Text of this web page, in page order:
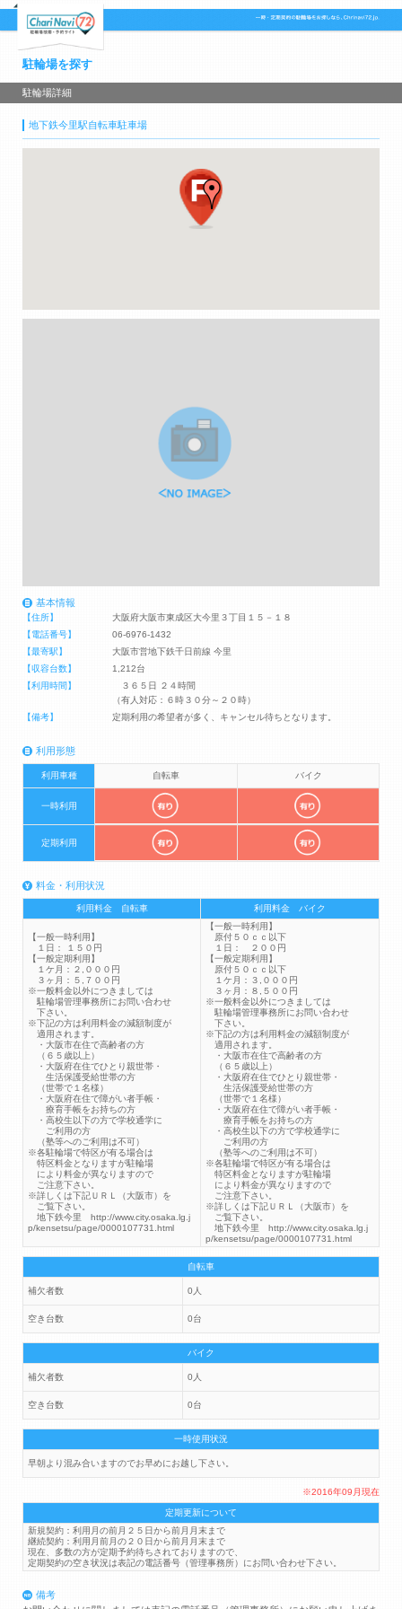
駐輪場を探す
駐輪場詳細
地下鉄今里駅自転車駐車場
基本情報
【住所】
大阪府大阪市東成区大今里３丁目１５－１８
【電話番号】
06-6976-1432
【最寄駅】
大阪市営地下鉄千日前線 今里
【収容台数】
1,212台
【利用時間】
３６５日 ２４時間
（有人対応：６時３０分～２０時）
【備考】
定期利用の希望者が多く、キャンセル待ちとなります。
利用形態
利用車種 自転車 バイク
一時利用
定期利用
料金・利用状況
利用料金 自転車 利用料金 バイク
【一般一時利用】
１日： １５０円
【一般定期利用】
１ケ月：２,０００円
３ヶ月：５,７００円
※一般料金以外につきましては
駐輪場管理事務所にお問い合わせ
下さい。
※下記の方は利用料金の減額制度が
適用されます。
・大阪市在住で高齢者の方
（６５歳以上）
・大阪府在住でひとり親世帯・
生活保護受給世帯の方
（世帯で１名様）
・大阪府在住で障がい者手帳・
療育手帳をお持ちの方
・高校生以下の方で学校通学に
ご利用の方
（塾等へのご利用は不可）
※各駐輪場で特区が有る場合は
特区料金となりますが駐輪場
により料金が異なりますので
ご注意下さい。
※詳しくは下記ＵＲＬ（大阪市）を
ご覧下さい。
地下鉄今里 http://www.city.osaka.lg.j
p/kensetsu/page/0000107731.html
【一般一時利用】
原付５０ｃｃ以下
１日： ２００円
【一般定期利用】
原付５０ｃｃ以下
１ケ月：３,０００円
３ヶ月：８,５００円
※一般料金以外につきましては
駐輪場管理事務所にお問い合わせ
下さい。
※下記の方は利用料金の減額制度が
適用されます。
・大阪市在住で高齢者の方
（６５歳以上）
・大阪府在住でひとり親世帯・
生活保護受給世帯の方
（世帯で１名様）
・大阪府在住で障がい者手帳・
療育手帳をお持ちの方
・高校生以下の方で学校通学に
ご利用の方
（塾等へのご利用は不可）
※各駐輪場で特区が有る場合は
特区料金となりますが駐輪場
により料金が異なりますので
ご注意下さい。
※詳しくは下記ＵＲＬ（大阪市）を
ご覧下さい。
地下鉄今里 http://www.city.osaka.lg.j
p/kensetsu/page/0000107731.html
自転車
補欠者数 0人
空き台数 0台
バイク
補欠者数 0人
空き台数 0台
一時使用状況
早朝より混み合いますのでお早めにお越し下さい。
※2016年09月現在
定期更新について
新規契約：利用月の前月２５日から前月月末まで
継続契約：利用月前月の２０日から前月月末まで
現在、多数の方が定期予約待ちされておりますので、
定期契約の空き状況は表記の電話番号（管理事務所）にお問い合わせ下さい。
備考